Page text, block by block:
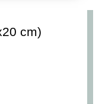
cm)